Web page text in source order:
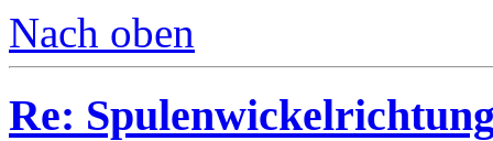
Nach oben
Re: